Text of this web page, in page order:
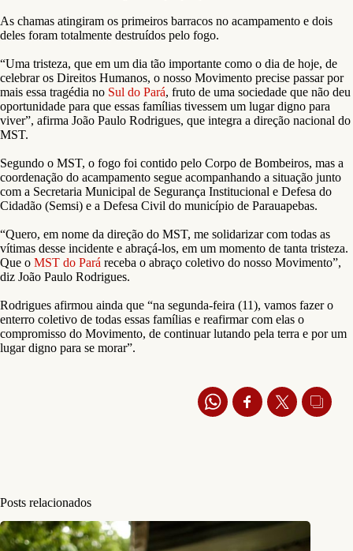
As chamas atingiram os primeiros barracos no acampamento e dois
deles foram totalmente destruídos pelo fogo.
“Uma tristeza, que em um dia tão importante como o dia de hoje, de
celebrar os Direitos Humanos, o nosso Movimento precise passar por
mais essa tragédia no Sul do Pará, fruto de uma sociedade que não deu
oportunidade para que essas famílias tivessem um lugar digno para
viver”, afirma João Paulo Rodrigues, que integra a direção nacional do
MST.
Segundo o MST, o fogo foi contido pelo Corpo de Bombeiros, mas a
coordenação do acampamento segue acompanhando a situação junto
com a Secretaria Municipal de Segurança Institucional e Defesa do
Cidadão (Semsi) e a Defesa Civil do município de Parauapebas.
“Quero, em nome da direção do MST, me solidarizar com todas as
vítimas desse incidente e abraçá-los, em um momento de tanta tristeza.
Que o MST do Pará receba o abraço coletivo do nosso Movimento”,
diz João Paulo Rodrigues.
Rodrigues afirmou ainda que “na segunda-feira (11), vamos fazer o
enterro coletivo de todas essas famílias e reafirmar com elas o
compromisso do Movimento, de continuar lutando pela terra e por um
lugar digno para se morar”.
Posts relacionados